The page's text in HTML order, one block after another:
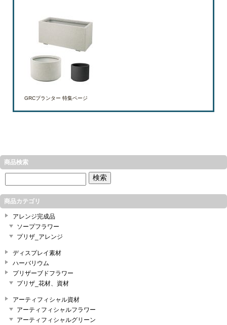
GRCプランター 特集ページ
商品検索
商品カテゴリ
アレンジ完成品
ソープフラワー
プリザ_アレンジ
ディスプレイ素材
ハーバリウム
プリザーブドフラワー
プリザ_花材、資材
アーティフィシャル資材
アーティフィシャルフラワー
アーティフィシャルグリーン